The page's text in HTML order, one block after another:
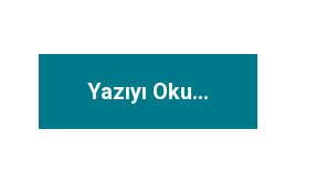
Yazıyı Oku...